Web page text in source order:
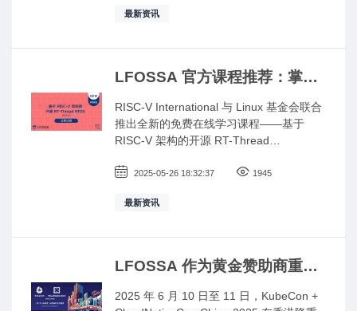
才激励计划在中国大陆及港澳台地区获得
了培养开源软件领域新一代人才的重要平
台。 Shubhra Kar Linux 基金会培训
(LiFT) 奖学金计划旨在通过免费为受助人
提供培训课程和认证考试来增加开源技术
的多样性。自 2010 年以来，Linux 基金会
已经为超过4,000名有理想、热爱学习的开
培训机会，帮助无力承担学习考试费用的
训。
最新资讯
LFOSSA 官方课程推荐：掌握
植技能，迈入嵌入式开发核心
领域
RISC-V International 与 Linux 基金会联合
推出全新的免费在线学习课程——基于
RISC-V 架构的开源 RT-Thread
2025-05-26 18:32:37 1945
最新资讯
LFOSSA 作为黄金赞助商重磅
CloudNativeCon 2025成功举
2025 年 6 月 10 日至 11 日，KubeCon +